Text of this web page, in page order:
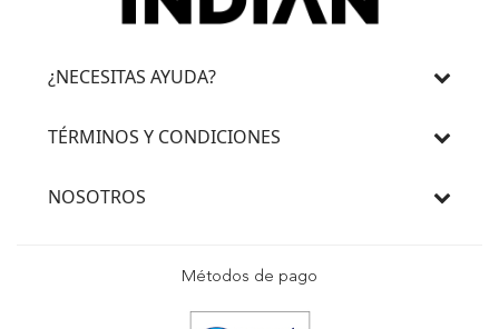
¿NECESITAS AYUDA?
TÉRMINOS Y CONDICIONES
NOSOTROS
Métodos de pago